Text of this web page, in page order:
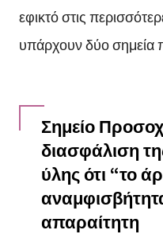
εφικτό στις
υπάρχουν δύο σημεία
Σημείο
διασφάλιση
ύλης ότι “το
απαραίτητη